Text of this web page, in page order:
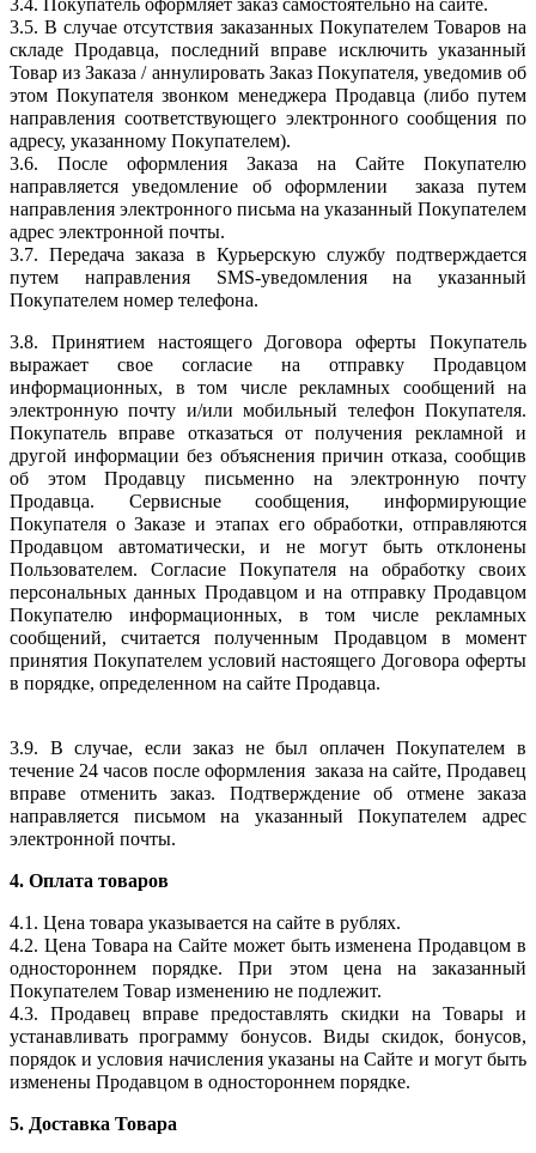
3.4. Покупатель оформляет заказ самостоятельно на сайте.
3.5. В случае отсутствия заказанных Покупателем Товаров на
складе Продавца, последний вправе исключить указанный
Товар из Заказа / аннулировать Заказ Покупателя, уведомив об
этом Покупателя звонком менеджера Продавца (либо путем
направления соответствующего электронного сообщения по
адресу, указанному Покупателем).
3.6. После оформления Заказа на Сайте Покупателю
направляется уведомление об оформлении заказа путем
направления электронного письма на указанный Покупателем
адрес электронной почты.
3.7. Передача заказа в Курьерскую службу подтверждается
путем направления SMS-уведомления на указанный
Покупателем номер телефона.
3.8. Принятием настоящего Договора оферты Покупатель
выражает свое согласие на отправку Продавцом
информационных, в том числе рекламных сообщений на
электронную почту и/или мобильный телефон Покупателя.
Покупатель вправе отказаться от получения рекламной и
другой информации без объяснения причин отказа, сообщив
об этом Продавцу письменно на электронную почту
Продавца. Сервисные сообщения, информирующие
Покупателя о Заказе и этапах его обработки, отправляются
Продавцом автоматически, и не могут быть отклонены
Пользователем. Согласие Покупателя на обработку своих
персональных данных Продавцом и на отправку Продавцом
Покупателю информационных, в том числе рекламных
сообщений, считается полученным Продавцом в момент
принятия Покупателем условий настоящего Договора оферты
в порядке, определенном на сайте Продавца.
3.9. В случае, если заказ не был оплачен Покупателем в
течение 24 часов после оформления заказа на сайте, Продавец
вправе отменить заказ. Подтверждение об отмене заказа
направляется письмом на указанный Покупателем адрес
электронной почты.
4. Оплата товаров
4.1. Цена товара указывается на сайте в рублях.
4.2. Цена Товара на Сайте может быть изменена Продавцом в
одностороннем порядке. При этом цена на заказанный
Покупателем Товар изменению не подлежит.
4.3. Продавец вправе предоставлять скидки на Товары и
устанавливать программу бонусов. Виды скидок, бонусов,
порядок и условия начисления указаны на Сайте и могут быть
изменены Продавцом в одностороннем порядке.
5. Доставка Товара